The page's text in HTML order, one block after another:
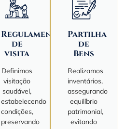
Regulamentação
de
visita
Definimos
visitação
saudável,
estabelecendo
condições,
preservando
Partilha
de
Bens
Realizamos
inventários,
assegurando
equilíbrio
patrimonial,
evitando